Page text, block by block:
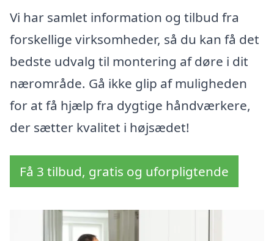
Vi har samlet information og tilbud fra
forskellige virksomheder, så du kan få det
bedste udvalg til montering af døre i dit
nærområde. Gå ikke glip af muligheden
for at få hjælp fra dygtige håndværkere,
der sætter kvalitet i højsædet!
Få 3 tilbud, gratis og uforpligtende